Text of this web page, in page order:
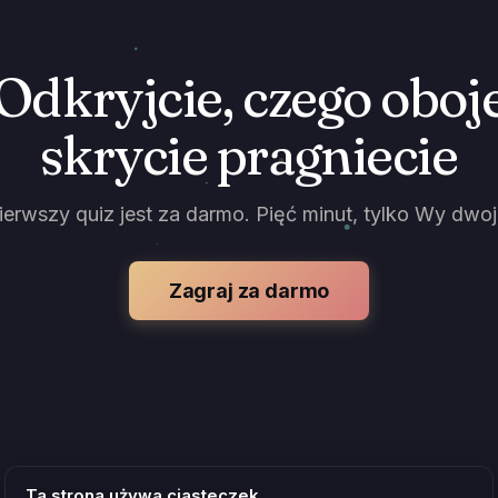
czego
skrycie pragniecie
quiz jest za darmo. Pięć minut, tylko Wy
Zagraj za darmo